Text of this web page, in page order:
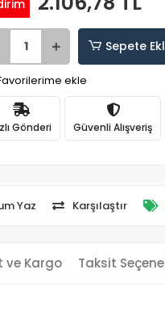
Sepete
ekle
Gönderi Güvenli Alışveriş
Yaz Karşılaştır
ve Kargo Taksit